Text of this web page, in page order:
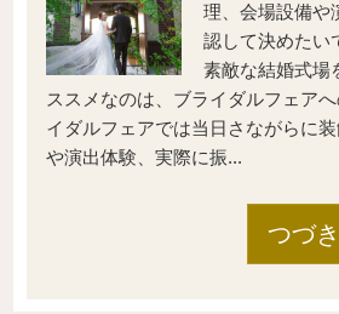
理、会場設備や
認して決めたい
素敵な結婚式場
ススメなのは、ブライダルフェア
イダルフェアでは当日さながらに
や演出体験、実際に振...
つづ